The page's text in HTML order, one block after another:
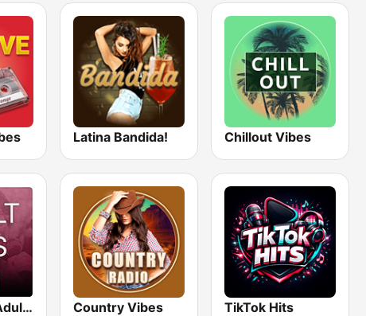
Latina Bandida! Chillout Vibes
Beam FM - Adult Hits Country Vibes TikTok Hits